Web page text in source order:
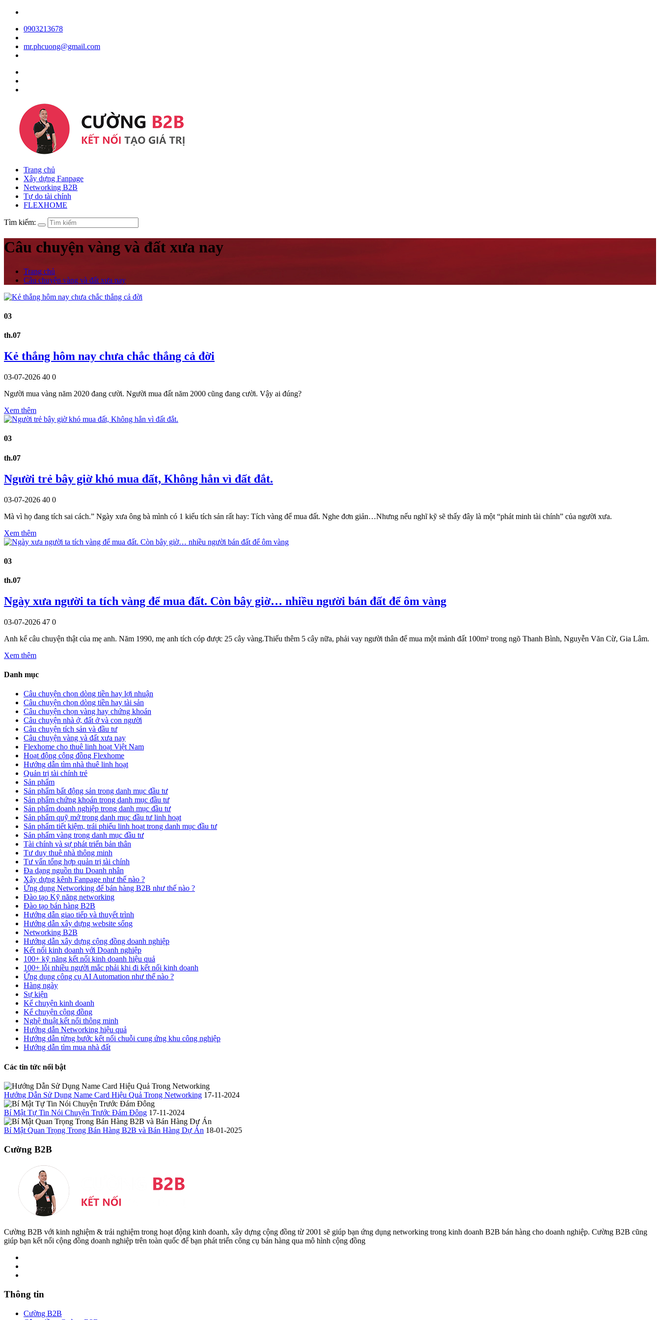
0903213678
mr.phcuong@gmail.com
Trang chủ
Xây dựng Fanpage
Networking B2B
Tự do tài chính
FLEXHOME
Tìm kiếm:
Câu chuyện vàng và đất xưa nay
Trang chủ
Câu chuyện vàng và đất xưa nay
03
th.07
Kẻ thắng hôm nay chưa chắc thắng cả đời
03-07-2026 40 0
Người mua vàng năm 2020 đang cười. Người mua đất năm 2000 cũng đang cười. Vậy ai đúng?
Xem thêm
03
th.07
Người trẻ bây giờ khó mua đất, Không hẳn vì đất đắt.
03-07-2026 40 0
Mà vì họ đang tích sai cách.” Ngày xưa ông bà mình có 1 kiểu tích sản rất hay: Tích vàng để mua đất. Nghe đơn giản…Nhưng nếu nghĩ kỹ sẽ thấy đây là một “phát minh tài chính” của người xưa.
Xem thêm
03
th.07
Ngày xưa người ta tích vàng để mua đất. Còn bây giờ… nhiều người bán đất để ôm vàng
03-07-2026 47 0
Anh kể câu chuyện thật của mẹ anh. Năm 1990, mẹ anh tích cóp được 25 cây vàng.Thiếu thêm 5 cây nữa, phải vay người thân để mua một mảnh đất 100m² trong ngõ Thanh Bình, Nguyễn Văn Cừ, Gia Lâm.
Xem thêm
Danh mục
Câu chuyện chọn dòng tiền hay lợi nhuận
Câu chuyện chọn dòng tiền hay tài sản
Câu chuyện chọn vàng hay chứng khoán
Câu chuyện nhà ở, đất ở và con người
Câu chuyện tích sản và đầu tư
Câu chuyện vàng và đất xưa nay
Flexhome cho thuê linh hoạt Việt Nam
Hoạt động cộng đồng Flexhome
Hướng dẫn tìm nhà thuê linh hoạt
Quản trị tài chính trẻ
Sản phẩm
Sản phẩm bất động sản trong danh mục đầu tư
Sản phẩm chứng khoán trong danh mục đầu tư
Sản phẩm doanh nghiệp trong danh mục đầu tư
Sản phẩm quỹ mở trong danh mục đầu tư linh hoạt
Sản phẩm tiết kiệm, trái phiếu linh hoạt trong danh mục đầu tư
Sản phẩm vàng trong danh mục đầu tư
Tài chính và sự phát triển bản thân
Tư duy thuê nhà thông minh
Tư vấn tổng hợp quản trị tài chính
Đa dạng nguồn thu Doanh nhân
Xây dựng kênh Fanpage như thế nào ?
Ứng dụng Networking để bán hàng B2B như thế nào ?
Đào tạo Kỹ năng networking
Đào tạo bán hàng B2B
Hướng dẫn giao tiếp và thuyết trình
Hướng dẫn xây dựng website sống
Networking B2B
Hướng dẫn xây dựng cộng đồng doanh nghiệp
Kết nối kinh doanh với Doanh nghiệp
100+ kỹ năng kết nối kinh doanh hiệu quả
100+ lỗi nhiều người mắc phải khi đi kết nối kinh doanh
Ứng dụng công cụ AI Automation như thế nào ?
Hàng ngày
Sự kiện
Kể chuyện kinh doanh
Kể chuyện cộng đồng
Nghệ thuật kết nối thông minh
Hướng dẫn Networking hiệu quả
Hướng dẫn từng bước kết nối chuỗi cung ứng khu công nghiệp
Hướng dẫn tìm mua nhà đất
Các tin tức nổi bật
Hướng Dẫn Sử Dụng Name Card Hiệu Quả Trong Networking 17-11-2024
Bí Mật Tự Tin Nói Chuyện Trước Đám Đông 17-11-2024
Bí Mật Quan Trọng Trong Bán Hàng B2B và Bán Hàng Dự Án 18-01-2025
Cường B2B
Cường B2B với kinh nghiệm & trải nghiệm trong hoạt động kinh doanh, xây dựng cộng đồng từ 2001 sẽ giúp bạn ứng dụng networking trong kinh doanh B2B bán hàng cho doanh nghiệp. Cường B2B cũng
giúp bạn kết nối cộng đồng doanh nghiệp trên toàn quốc để bạn phát triển công cụ bán hàng qua mô hình cộng đồng
Thông tin
Cường B2B